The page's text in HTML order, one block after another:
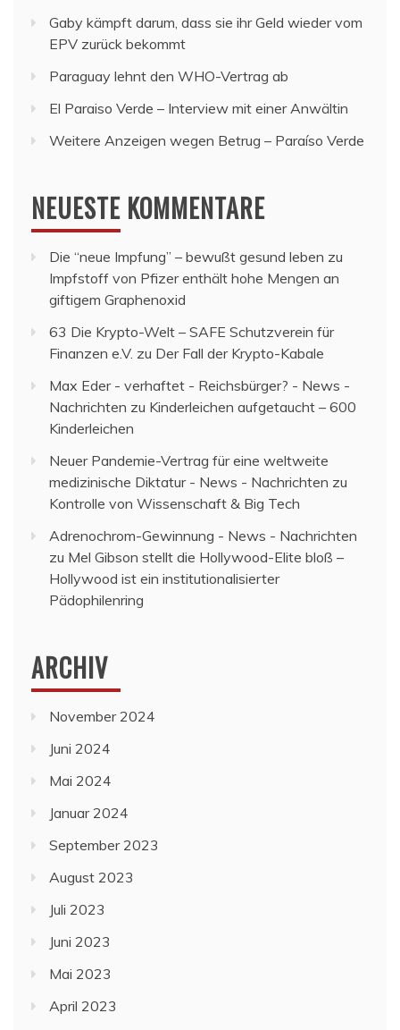
Gaby kämpft darum, dass sie ihr Geld wieder vom
EPV zurück bekommt
Paraguay lehnt den WHO-Vertrag ab
El Paraiso Verde – Interview mit einer Anwältin
Weitere Anzeigen wegen Betrug – Paraíso Verde
NEUESTE KOMMENTARE
Die “neue Impfung” – bewußt gesund leben zu
Impfstoff von Pfizer enthält hohe Mengen an
giftigem Graphenoxid
63 Die Krypto-Welt – SAFE Schutzverein für
Finanzen e.V. zu Der Fall der Krypto-Kabale
Max Eder - verhaftet - Reichsbürger? - News -
Nachrichten zu Kinderleichen aufgetaucht – 600
Kinderleichen
Neuer Pandemie-Vertrag für eine weltweite
medizinische Diktatur - News - Nachrichten zu
Kontrolle von Wissenschaft & Big Tech
Adrenochrom-Gewinnung - News - Nachrichten
zu Mel Gibson stellt die Hollywood-Elite bloß –
Hollywood ist ein institutionalisierter
Pädophilenring
ARCHIV
November 2024
Juni 2024
Mai 2024
Januar 2024
September 2023
August 2023
Juli 2023
Juni 2023
Mai 2023
April 2023